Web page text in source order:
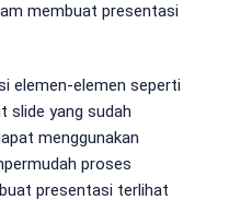
membuat presentasi
elemen-elemen seperti
slide yang sudah
menggunakan
proses
presentasi terlihat